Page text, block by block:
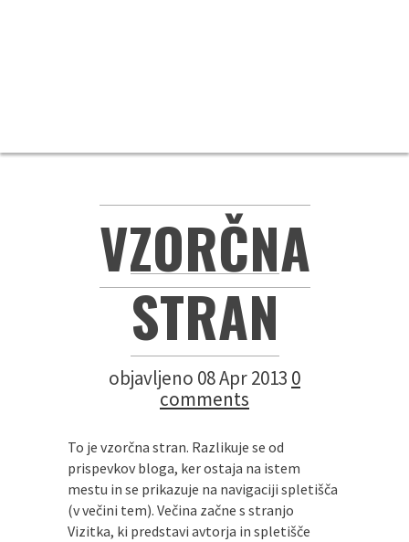
VZORČNA
STRAN
objavljeno 08 Apr 2013 0
comments
To je vzorčna stran. Razlikuje se od
prispevkov bloga, ker ostaja na istem
mestu in se prikazuje na navigaciji spletišča
(v večini tem). Večina začne s stranjo
Vizitka, ki predstavi avtorja in spletišče